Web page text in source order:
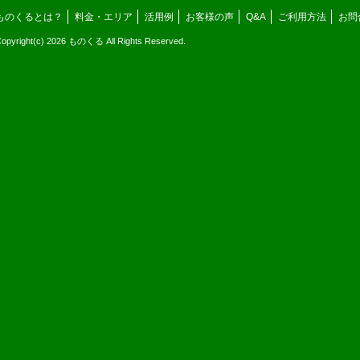
のくるとは？ 料金・エリア 活用例 お客様の声 Q&A ご利用方法 お問
2026 ものくる All Rights Reserved.